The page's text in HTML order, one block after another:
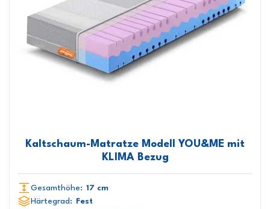
Kaltschaum-Matratze Modell YOU&ME mit
KLIMA Bezug
Gesamthöhe: 17 cm
Härtegrad: Fest